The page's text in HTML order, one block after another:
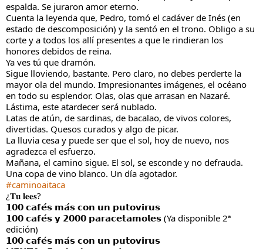
espalda. Se juraron amor eterno.
Cuenta la leyenda que, Pedro, tomó el cadáver de Inés (en
estado de descomposición) y la sentó en el trono. Obligo a su
corte y a todos los allí presentes a que le rindieran los
honores debidos de reina.
Ya ves tú que dramón.
Sigue lloviendo, bastante. Pero claro, no debes perderte la
mayor ola del mundo. Impresionantes imágenes, el océano
en todo su esplendor. Olas, olas que arrasan en Nazaré.
Lástima, este atardecer será nublado.
Latas de atún, de sardinas, de bacalao, de vivos colores,
divertidas. Quesos curados y algo de picar.
La lluvia cesa y puede ser que el sol, hoy de nuevo, nos
agradezca el esfuerzo.
Mañana, el camino sigue. El sol, se esconde y no defrauda.
Una copa de vino blanco. Un día agotador.
#caminoaitaca
¿𝐓𝐮 𝐥𝐞𝐞𝐬?
𝟭𝟬𝟬 𝗰𝗮𝗳𝗲́𝘀 𝗺𝗮́𝘀 𝗰𝗼𝗻 𝘂𝗻 𝗽𝘂𝘁𝗼𝘃𝗶𝗿𝘂𝘀
𝟭𝟬𝟬 𝗰𝗮𝗳𝗲́𝘀 𝘆 𝟮𝟬𝟬𝟬 𝗽𝗮𝗿𝗮𝗰𝗲𝘁𝗮𝗺𝗼𝗹𝗲𝘀 (Ya disponible 2ª
edición)
𝟭𝟬𝟬 𝗰𝗮𝗳𝗲́𝘀 𝗺𝗮́𝘀 𝗰𝗼𝗻 𝘂𝗻 𝗽𝘂𝘁𝗼𝘃𝗶𝗿𝘂𝘀